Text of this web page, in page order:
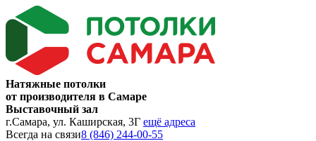
Натяжные потолки
от производителя в Самаре
Выставочный зал
г.Самара, ул. Каширская, 3Г ещё адреса
Всегда на связи8 (846) 244-00-55